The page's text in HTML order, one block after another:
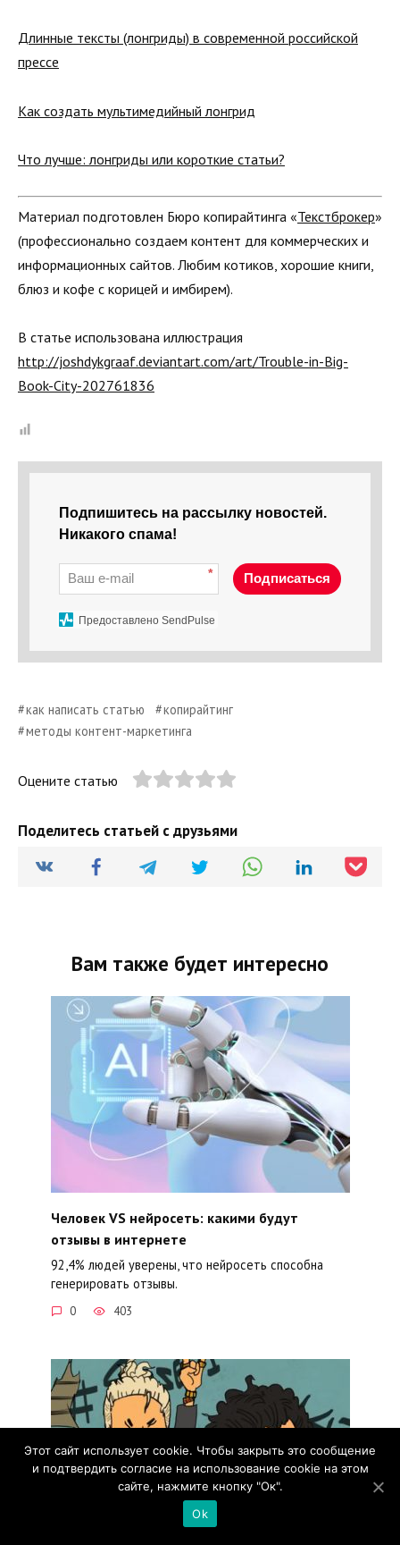
Длинные тексты (лонгриды) в современной российской
прессе
Как создать мультимедийный лонгрид
Что лучше: лонгриды или короткие статьи?
Материал подготовлен Бюро копирайтинга «Текстброкер»
(профессионально создаем контент для коммерческих и
информационных сайтов. Любим котиков, хорошие книги,
блюз и кофе с корицей и имбирем).
В статье использована иллюстрация
http://joshdykgraaf.deviantart.com/art/Trouble-in-Big-
Book-City-202761836
Подпишитесь на рассылку новостей.
Никакого спама!
* Подписаться
Предоставлено SendPulse
как написать статью
копирайтинг
методы контент-маркетинга
Оцените статью
Поделитесь статьей с друзьями
Вам также будет интересно
Человек VS нейросеть: какими будут
отзывы в интернете
92,4% людей уверены, что нейросеть способна
генерировать отзывы.
0 403
Этот сайт использует cookie. Чтобы закрыть это сообщение
и подтвердить согласие на использование cookie на этом
сайте, нажмите кнопку "Ок".
Ok